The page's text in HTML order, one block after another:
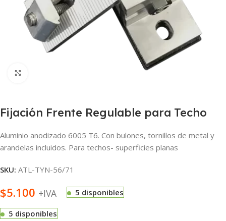
Fijación Frente Regulable para Techo
Aluminio anodizado 6005 T6. Con bulones, tornillos de metal y
arandelas incluidos. Para techos- superficies planas
SKU:ATL-TYN-56/71
$5.100 +IVA 5 disponibles
5 disponibles